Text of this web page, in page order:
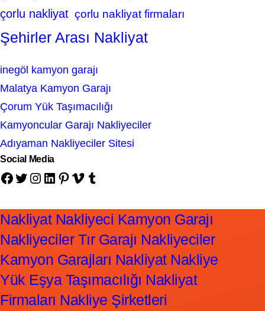
çorlu nakliyat çorlu nakliyat firmaları
Şehirler Arası Nakliyat
inegöl kamyon garajı
Malatya Kamyon Garajı
Çorum Yük Taşımacılığı
Kamyoncular Garajı Nakliyeciler
Adıyaman Nakliyeciler Sitesi
Social Media
Facebook Twitter Instagram LinkedIn Pinterest Vimeo Tumblr
Nakliyat Nakliyeci Kamyon Garajı
Nakliyeciler Tır Garajı Nakliyeciler
Kamyon Garajları Nakliyat Nakliye
Yük Eşya Taşımacılığı Nakliyat
Firmaları Nakliye Şirketleri